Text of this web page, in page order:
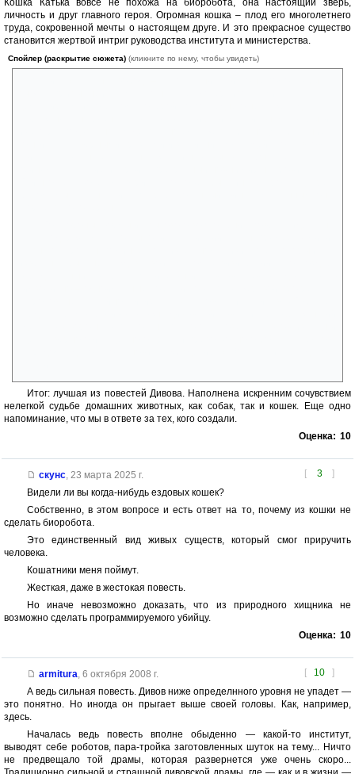
Кошка Катька вовсе не похожа на биоробота, она настоящий зверь,
личность и друг главного героя. Огромная кошка – плод его многолетнего
труда, сокровенной мечты о настоящем друге. И это прекрасное существо
становится жертвой интриг руководства института и министерства.
Спойлер (раскрытие сюжета) (кликните по нему, чтобы увидеть)
Итог: лучшая из повестей Дивова. Наполнена искренним сочувствием
нелегкой судьбе домашних животных, как собак, так и кошек. Еще одно
напоминание, что мы в ответе за тех, кого создали.
Оценка: 10
[ 3 ]
скунс, 23 марта 2025 г.
Видели ли вы когда-нибудь ездовых кошек?
Собственно, в этом вопросе и есть ответ на то, почему из кошки не
сделать биоробота.
Это единственный вид живых существ, который смог приручить
человека.
Кошатники меня поймут.
Жесткая, даже в жестокая повесть.
Но иначе невозможно доказать, что из природного хищника не
возможно сделать программируемого убийцу.
Оценка: 10
[ 10 ]
armitura, 6 октября 2008 г.
А ведь сильная повесть. Дивов ниже определнного уровня не упадет —
это понятно. Но иногда он прыгает выше своей головы. Как, например,
здесь.
Началась ведь повесть вполне обыденно — какой-то институт,
выводят себе роботов, пара-тройка заготовленных шуток на тему... Ничто
не предвещало той драмы, которая развернется уже очень скоро...